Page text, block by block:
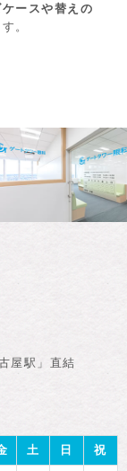
ケースや替えの
。
屋駅」直結
土 日 祝